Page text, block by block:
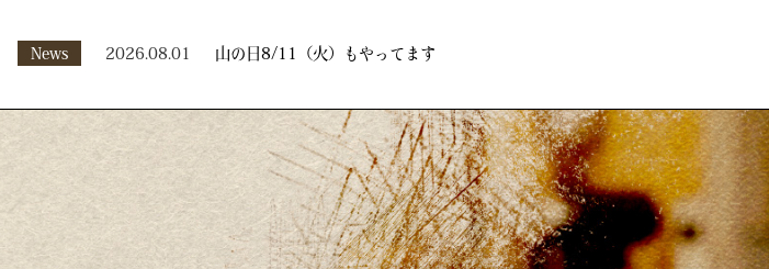
News 2026.08.01 山の日8/11（火）もやってます